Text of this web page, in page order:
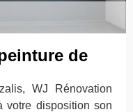
de
WJ Rénovation
votre disposition son